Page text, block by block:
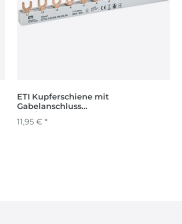
ETI Kupferschiene mit
Gabelanschluss
11,95 € *